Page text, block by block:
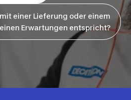
einer Lieferung oder einem
Erwartungen entspricht?